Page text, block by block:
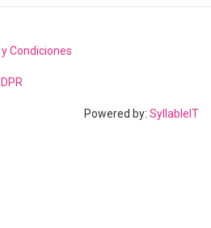
Condiciones
Powered by: SyllableIT